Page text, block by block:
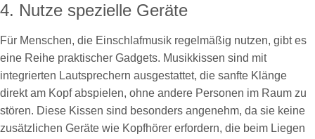
4. Nutze spezielle Geräte
Für Menschen, die Einschlafmusik regelmäßig nutzen, gibt es
eine Reihe praktischer Gadgets. Musikkissen sind mit
integrierten Lautsprechern ausgestattet, die sanfte Klänge
direkt am Kopf abspielen, ohne andere Personen im Raum zu
stören. Diese Kissen sind besonders angenehm, da sie keine
zusätzlichen Geräte wie Kopfhörer erfordern, die beim Liegen